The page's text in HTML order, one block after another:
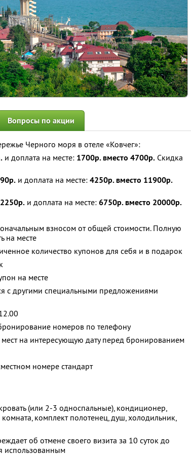
Вопросы по акции
Черного моря в отеле «Ковчег»:
и доплата на месте: 1700р. вместо 4700р. Скидка
и доплата на месте: 4250р. вместо 11900р.
2250р. и доплата на месте: 6750р. вместо 20000р.
взносом от общей стоимости. Полную
на месте
количество купонов для себя и в подарок
на месте
с другими специальными предложениями
номеров по телефону
мест на интересующую дату перед бронированием
номере стандарт
(или 2-3 односпальные), кондиционер,
комплект полотенец, душ, холодильник,
об отмене своего визита за 10 суток до
использованным